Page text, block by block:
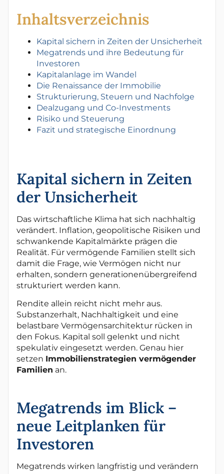
Inhaltsverzeichnis
Kapital sichern in Zeiten der Unsicherheit
Megatrends und ihre Bedeutung für
Investoren
Kapitalanlage im Wandel
Die Renaissance der Immobilie
Strukturierung, Steuern und Nachfolge
Dealzugang und Co-Investments
Risiko und Steuerung
Fazit und strategische Einordnung
Kapital sichern in Zeiten
der Unsicherheit
Das wirtschaftliche Klima hat sich nachhaltig
verändert. Inflation, geopolitische Risiken und
schwankende Kapitalmärkte prägen die
Realität. Für vermögende Familien stellt sich
damit die Frage, wie Vermögen nicht nur
erhalten, sondern generationenübergreifend
strukturiert werden kann.
Rendite allein reicht nicht mehr aus.
Substanzerhalt, Nachhaltigkeit und eine
belastbare Vermögensarchitektur rücken in
den Fokus. Kapital soll gelenkt und nicht
spekulativ eingesetzt werden. Genau hier
setzen Immobilienstrategien vermögender
Familien an.
Megatrends im Blick –
neue Leitplanken für
Investoren
Megatrends wirken langfristig und verändern